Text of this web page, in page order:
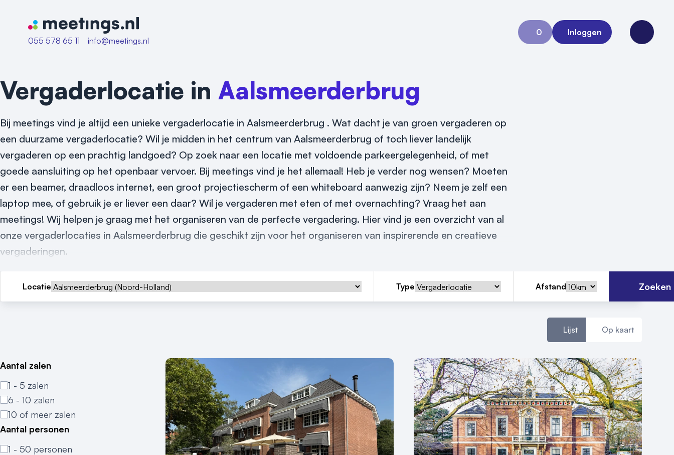
Naar home van Meetings
055 578 65 11
info@meetings.nl
0
Aanvraag 0
Inloggen
Open
Vergaderlocatie in Aalsmeerderbrug
Bij meetings vind je altijd een unieke vergaderlocatie in Aalsmeerderbrug . Wat dacht je van groen vergaderen op
een duurzame vergaderlocatie? Wil je midden in het centrum van Aalsmeerderbrug of toch liever landelijk
vergaderen op een prachtig landgoed? Op zoek naar een locatie met voldoende parkeergelegenheid, of met
goede aansluiting op het openbaar vervoer. Bij meetings vind je het allemaal! Heb je verder nog wensen? Moeten
er een beamer, draadloos internet, een groot projectiescherm of een whiteboard aanwezig zijn? Neem je zelf een
laptop mee, of gebruik je er liever een daar? Wil je vergaderen met eten of met overnachting? Vraag het aan
meetings! Wij helpen je graag met het organiseren van de perfecte vergadering. Hier vind je een overzicht van al
onze vergaderlocaties in Aalsmeerderbrug die geschikt zijn voor het organiseren van inspirerende en creatieve
vergaderingen.
Locatie Type Afstand Zoeken
Lijst Op kaart
Aantal zalen
1 - 5 zalen
6 - 10 zalen
10 of meer zalen
Aantal personen
1 - 50 personen